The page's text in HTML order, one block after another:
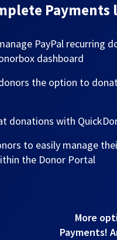
Payments
PayPal recurring
dashboard
the option to
donations with
to easily manage
the Donor Portal
More
Payments!